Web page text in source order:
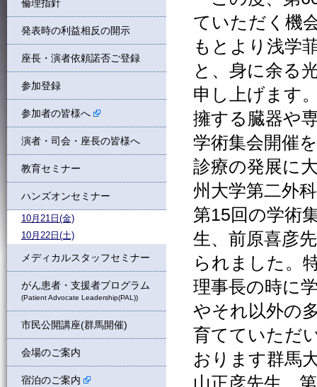
ていただく機
もとより浅学
と、身に余る
申し上げます
擁する臓器や
学術集会開催
診療の発展に
州大学第二外
第15回の学術
生、前原喜彦
られました。
理事長の時に
やそれ以外の
育てていただ
おります群馬
山正彦先生、
倫理指針
発表時の利益相反の開示
座長・演者依頼諾否ご登録
参加登録
参加者の皆様へ
演者・司会・座長の皆様へ
教育セミナー
ハンズオンセミナー
10月21日(金)
10月22日(土)
メディカルスタッフセミナー
がん患者・支援者プログラム
(Patient Advocate Leadership(PAL))
市民公開講座(群馬開催)
会場のご案内
宿泊のご案内